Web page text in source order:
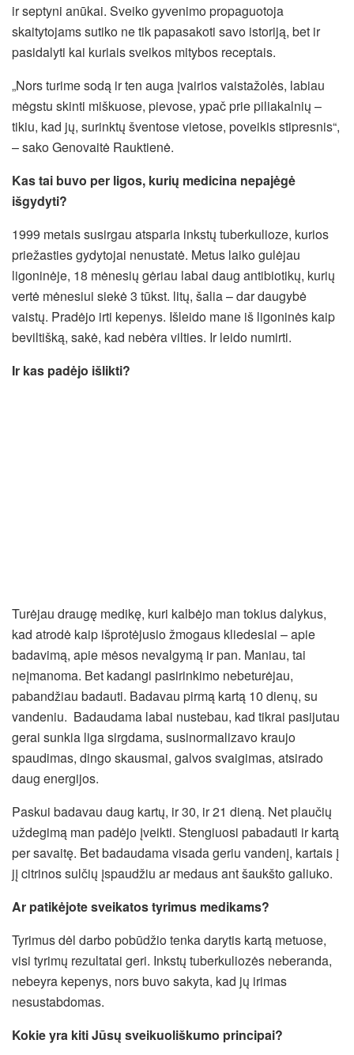
ir septyni anūkai. Sveiko gyvenimo propaguotoja
skaitytojams sutiko ne tik papasakoti savo istoriją, bet ir
pasidalyti kai kuriais sveikos mitybos receptais.
„Nors turime sodą ir ten auga įvairios vaistažolės, labiau
mėgstu skinti miškuose, pievose, ypač prie piliakalnių –
tikiu, kad jų, surinktų šventose vietose, poveikis stipresnis“,
– sako Genovaitė Rauktienė.
Kas tai buvo per ligos, kurių medicina nepajėgė
išgydyti?
1999 metais susirgau atsparia inkstų tuberkulioze, kurios
priežasties gydytojai nenustatė. Metus laiko gulėjau
ligoninėje, 18 mėnesių gėriau labai daug antibiotikų, kurių
vertė mėnesiui siekė 3 tūkst. litų, šalia – dar daugybė
vaistų. Pradėjo irti kepenys. Išleido mane iš ligoninės kaip
beviltišką, sakė, kad nebėra vilties. Ir leido numirti.
Ir kas padėjo išlikti?
Turėjau draugę medikę, kuri kalbėjo man tokius dalykus,
kad atrodė kaip išprotėjusio žmogaus kliedesiai – apie
badavimą, apie mėsos nevalgymą ir pan. Maniau, tai
neįmanoma. Bet kadangi pasirinkimo nebeturėjau,
pabandžiau badauti. Badavau pirmą kartą 10 dienų, su
vandeniu. Badaudama labai nustebau, kad tikrai pasijutau
gerai sunkia liga sirgdama, susinormalizavo kraujo
spaudimas, dingo skausmai, galvos svaigimas, atsirado
daug energijos.
Paskui badavau daug kartų, ir 30, ir 21 dieną. Net plaučių
uždegimą man padėjo įveikti. Stengiuosi pabadauti ir kartą
per savaitę. Bet badaudama visada geriu vandenį, kartais į
jį citrinos sulčių įspaudžiu ar medaus ant šaukšto galiuko.
Ar patikėjote sveikatos tyrimus medikams?
Tyrimus dėl darbo pobūdžio tenka darytis kartą metuose,
visi tyrimų rezultatai geri. Inkstų tuberkuliozės neberanda,
nebeyra kepenys, nors buvo sakyta, kad jų irimas
nesustabdomas.
Kokie yra kiti Jūsų sveikuoliškumo principai?